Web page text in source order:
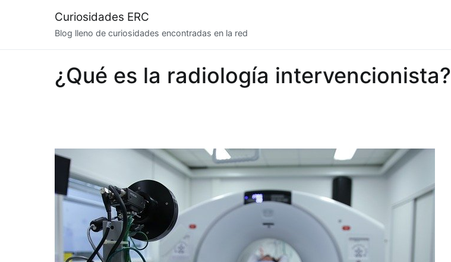
Curiosidades ERC
Blog lleno de curiosidades encontradas en la red
¿Qué es la radiología intervencionista?